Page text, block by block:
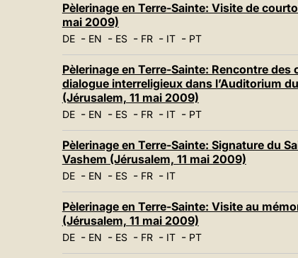
Pèlerinage en Terre-Sainte: Visite de
mai 2009)
DE- EN - ES- FR- IT- PT
Pèlerinage en Terre-Sainte: Rencontre
dialogue interreligieux dans l’Auditorium
(Jérusalem, 11 mai 2009)
DE- EN - ES- FR- IT- PT
Pèlerinage en Terre-Sainte: Signature du
Vashem (Jérusalem, 11 mai 2009)
DE- EN - ES- FR- IT
Pèlerinage en Terre-Sainte: Visite au
(Jérusalem, 11 mai 2009)
DE- EN - ES- FR- IT- PT